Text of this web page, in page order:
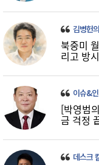
김병헌
북중미
리고 방
이슈&
[박영범
금 걱정
데스크